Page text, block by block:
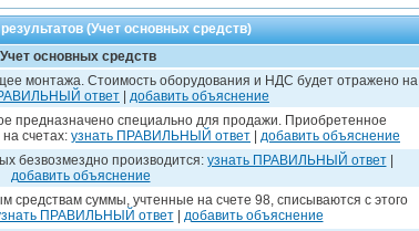
(Учет основных средств)
Учет основных средств
монтажа. Стоимость оборудования и НДС будет отражено на
ответ добавить объяснение
предназначено специально для продажи. Приобретенное
счетах: узнать ПРАВИЛЬНЫЙ ответ добавить объяснение
безвозмездно производится: узнать ПРАВИЛЬНЫЙ ответ|
добавить объяснение
средствам суммы, учтенные на счете 98, списываются с этого
ПРАВИЛЬНЫЙ ответ| добавить объяснение